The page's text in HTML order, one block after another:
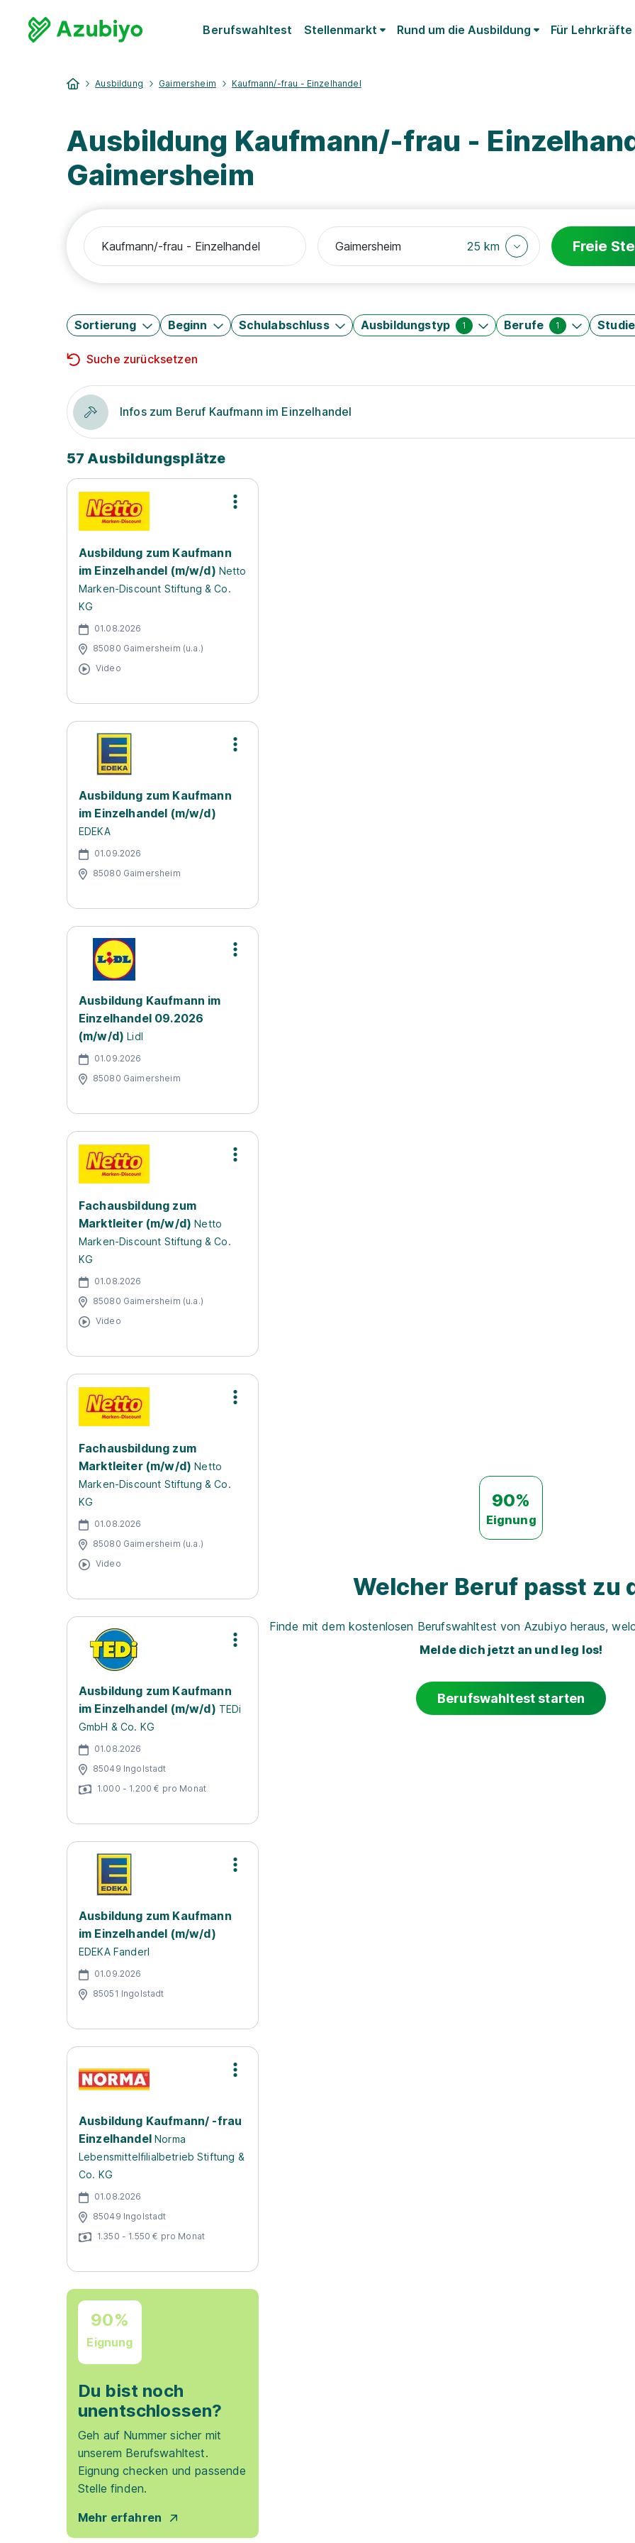
Berufswahltest Stellenmarkt Rund um die Ausbildung Für Lehrkräfte
Ausbildung Gaimersheim Kaufmann/-frau - Einzelhandel
Ausbildung Kaufmann/-frau -
Gaimersheim
25 km Freie
Sortierung Beginn Schulabschluss Ausbildungstyp 1 Berufe 1
Suche zurücksetzen
Infos zum Beruf Kaufmann im Einzelhandel
57 Ausbildungsplätze
Ausbildung zum Kaufmann
im Einzelhandel (m/w/d) Netto
Marken-Discount Stiftung & Co.
KG
01.08.2026
85080 Gaimersheim (u.a.)
Video
Ausbildung zum Kaufmann
im Einzelhandel (m/w/d)
EDEKA
01.09.2026
85080 Gaimersheim
Ausbildung Kaufmann im
Einzelhandel 09.2026
(m/w/d) Lidl
01.09.2026
85080 Gaimersheim
Fachausbildung zum
Marktleiter (m/w/d) Netto
Marken-Discount Stiftung & Co.
KG
01.08.2026
85080 Gaimersheim (u.a.)
Video
Fachausbildung zum
Marktleiter (m/w/d) Netto
Marken-Discount Stiftung & Co.
KG
01.08.2026
85080 Gaimersheim (u.a.)
Video
Ausbildung zum Kaufmann
im Einzelhandel (m/w/d) TEDi
GmbH & Co. KG
01.08.2026
85049 Ingolstadt
1.000 - 1.200 € pro Monat
Ausbildung zum Kaufmann
im Einzelhandel (m/w/d)
EDEKA Fanderl
01.09.2026
85051 Ingolstadt
Ausbildung Kaufmann/ -frau
Einzelhandel Norma
Lebensmittelfilialbetrieb Stiftung &
Co. KG
01.08.2026
85049 Ingolstadt
1.350 - 1.550 € pro Monat
90%
Eignung
Du bist noch
unentschlossen?
Geh auf Nummer sicher mit
unserem Berufswahltest.
Eignung checken und passende
Stelle finden.
Mehr erfahren
90%
Eignung
Welcher Beruf passt zu
Finde mit dem kostenlosen Berufswahltest von Azubiyo heraus,
Melde dich jetzt an und leg los!
Berufswahltest starten